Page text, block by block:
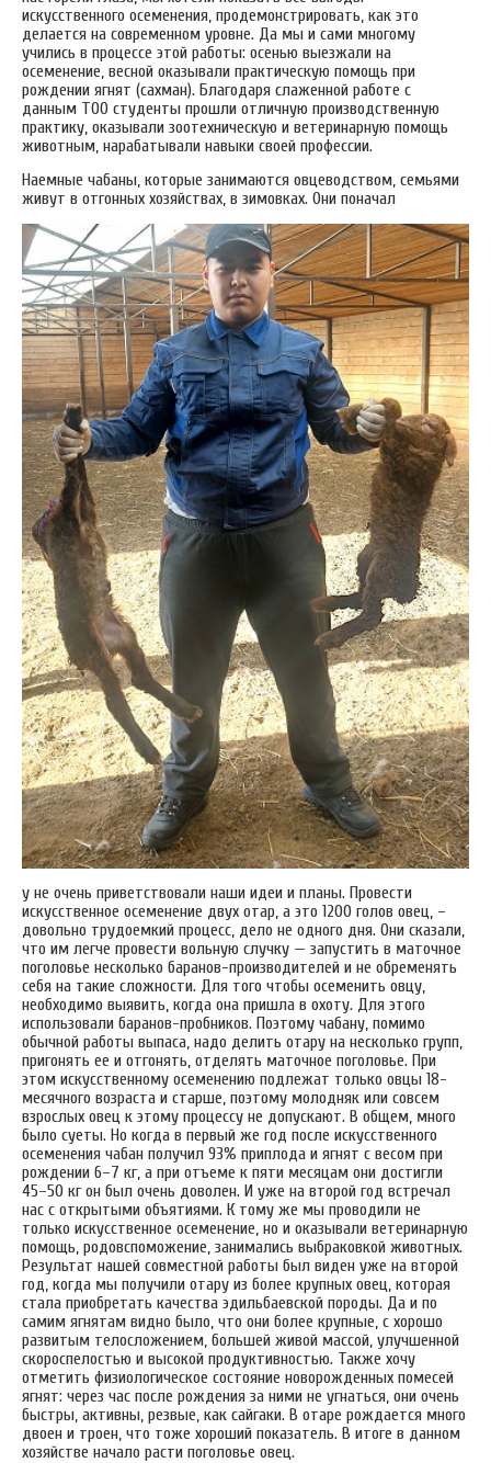
искусственного осеменения, продемонстрировать, как это
делается на современном уровне. Да мы и сами многому
учились в процессе этой работы: осенью выезжали на
осеменение, весной оказывали практическую помощь при
рождении ягнят (сахман). Благодаря слаженной работе с
данным ТОО студенты прошли отличную производственную
практику, оказывали зоотехническую и ветеринарную помощь
животным, нарабатывали навыки своей профессии.
Наемные чабаны, которые занимаются овцеводством, семьями
живут в отгонных хозяйствах, в зимовках. Они поначал
у не очень приветствовали наши идеи и планы. Провести
искусственное осеменение двух отар, а это 1200 голов овец, –
довольно трудоемкий процесс, дело не одного дня. Они сказали,
что им легче провести вольную случку — запустить в маточное
поголовье несколько баранов-производителей и не обременять
себя на такие сложности. Для того чтобы осеменить овцу,
необходимо выявить, когда она пришла в охоту. Для этого
использовали баранов-пробников. Поэтому чабану, помимо
обычной работы выпаса, надо делить отару на несколько групп,
пригонять ее и отгонять, отделять маточное поголовье. При
этом искусственному осеменению подлежат только овцы 18-
месячного возраста и старше, поэтому молодняк или совсем
взрослых овец к этому процессу не допускают. В общем, много
было суеты. Но когда в первый же год после искусственного
осеменения чабан получил 93% приплода и ягнят с весом при
рождении 6–7 кг, а при отъеме к пяти месяцам они достигли
45–50 кг он был очень доволен. И уже на второй год встречал
нас с открытыми объятиями. К тому же мы проводили не
только искусственное осеменение, но и оказывали ветеринарную
помощь, родовспоможение, занимались выбраковкой животных.
Результат нашей совместной работы был виден уже на второй
год, когда мы получили отару из более крупных овец, которая
стала приобретать качества эдильбаевской породы. Да и по
самим ягнятам видно было, что они более крупные, с хорошо
развитым телосложением, большей живой массой, улучшенной
скороспелостью и высокой продуктивностью. Также хочу
отметить физиологическое состояние новорожденных помесей
ягнят: через час после рождения за ними не угнаться, они очень
быстры, активны, резвые, как сайгаки. В отаре рождается много
двоен и троен, что тоже хороший показатель. В итоге в данном
хозяйстве начало расти поголовье овец.